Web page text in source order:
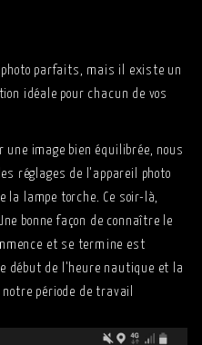
photo parfaits, mais il existe un
idéale pour chacun de vos
une image bien équilibrée, nous
réglages de l'appareil photo
lampe torche. Ce soir-là,
bonne façon de connaître le
et se termine est
début de l'heure nautique et la
période de travail